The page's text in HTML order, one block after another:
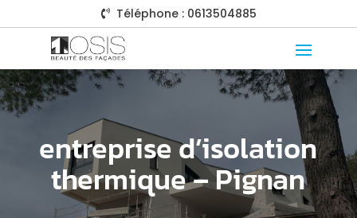
 Téléphone : 0613504885
entreprise d’isolation
thermique – Pignan